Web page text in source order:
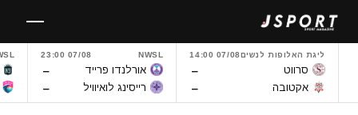
לתוכן
ליגת האלופות לנשים07/08 14:00
סרווט –
אקטובה –
NWSL
07/08 23:00
אורלנדו פרייד –
רייסינג לואיוויל –